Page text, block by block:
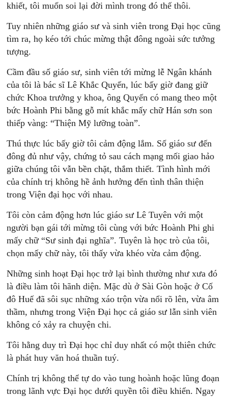
khiết, tôi muốn soi lại đời mình trong đó thế thôi.
Tuy nhiên những giáo sư và sinh viên trong Đại học cũng
tìm ra, họ kéo tới chúc mừng thật đông ngoài sức tưởng
tượng.
Cầm đầu số giáo sư, sinh viên tới mừng lễ Ngân khánh
của tôi là bác sĩ Lê Khắc Quyến, lúc bấy giờ đang giữ
chức Khoa trưởng y khoa, ông Quyến có mang theo một
bức Hoành Phi bằng gỗ mít khắc mấy chữ Hán sơn son
thiếp vàng: “Thiện Mỹ lưỡng toàn”.
Thú thực lúc bấy giờ tôi cảm động lắm. Số giáo sư đến
đông đủ như vậy, chứng tỏ sau cách mạng mối giao hảo
giữa chúng tôi vẫn bền chặt, thắm thiết. Tình hình mới
của chính trị không hề ảnh hưởng đến tình thân thiện
trong Viện đại học với nhau.
Tôi còn cảm động hơn lúc giáo sư Lê Tuyên với một
người bạn gái tới mừng tôi cùng với bức Hoành Phi ghi
mấy chữ “Sư sinh đại nghĩa”. Tuyên là học trò của tôi,
chọn mấy chữ này, tôi thấy vừa khéo vừa cảm động.
Những sinh hoạt Đại học trở lại bình thường như xưa đó
là điều làm tôi hãnh diện. Mặc dù ở Sài Gòn hoặc ở Cố
đô Huế đã sôi sục những xáo trộn vừa nổi rõ lên, vừa âm
thầm, nhưng trong Viện Đại học cả giáo sư lẫn sinh viên
không có xảy ra chuyện chi.
Tôi hằng duy trì Đại học chỉ duy nhất có một thiên chức
là phát huy văn hoá thuần tuý.
Chính trị không thể tự do vào tung hoành hoặc lũng đoạn
trong lãnh vực Đại học dưới quyền tôi điều khiển. Ngay